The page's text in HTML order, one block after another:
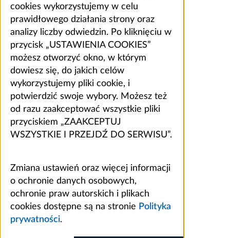
cookies wykorzystujemy w celu
prawidłowego działania strony oraz
analizy liczby odwiedzin. Po kliknięciu w
przycisk „USTAWIENIA COOKIES”
możesz otworzyć okno, w którym
dowiesz się, do jakich celów
wykorzystujemy pliki cookie, i
potwierdzić swoje wybory. Możesz też
od razu zaakceptować wszystkie pliki
przyciskiem „ZAAKCEPTUJ
WSZYSTKIE I PRZEJDŹ DO SERWISU”.
Zmiana ustawień oraz więcej informacji
o ochronie danych osobowych,
ochronie praw autorskich i plikach
cookies dostępne są na stronie Polityka
prywatności.